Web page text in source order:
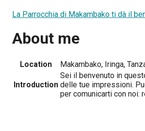
La Parrocchia di Makambako ti dà il
About me
Location Makambako, Iringa,
Introduction
Sei il benvenuto in
delle tue impressioni.
per comunicarti con noi: